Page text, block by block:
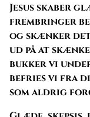
Jesus skaber
frembringer
og skænker det
ud på at
bukker vi
befries vi fra
som aldrig